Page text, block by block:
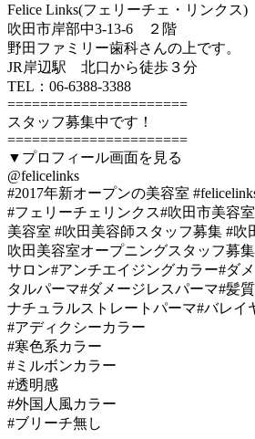
Felice Links(フェリーチェ・リンクス)
吹田市岸部中3-13-6 ２階
野田ファミリー歯科さんの上です。
JR岸辺駅 北口から徒歩３分
TEL：06-6388-3388
======================
スタッフ募集中です！
======================
▼プロフィール画面を見る
@felicelinks
#2017年新オープンの美容室
#フェリーチェリンクス#吹田市美容
美容室 #吹田美容師スタッフ募集 #吹
吹田美容室オープニングスタッフ募
サロン#アンチエイジングカラー#ダ
タルパーマ#ダメージレスパーマ#髪
ナチュラルストレートパーマ#バレイ
#アディクシーカラー
#寒色系カラー
#ミルボンカラー
#透明感
#外国人風カラー
#ブリーチ無し